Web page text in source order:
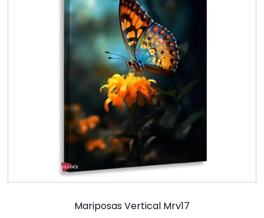
Mariposas Vertical Mrv17